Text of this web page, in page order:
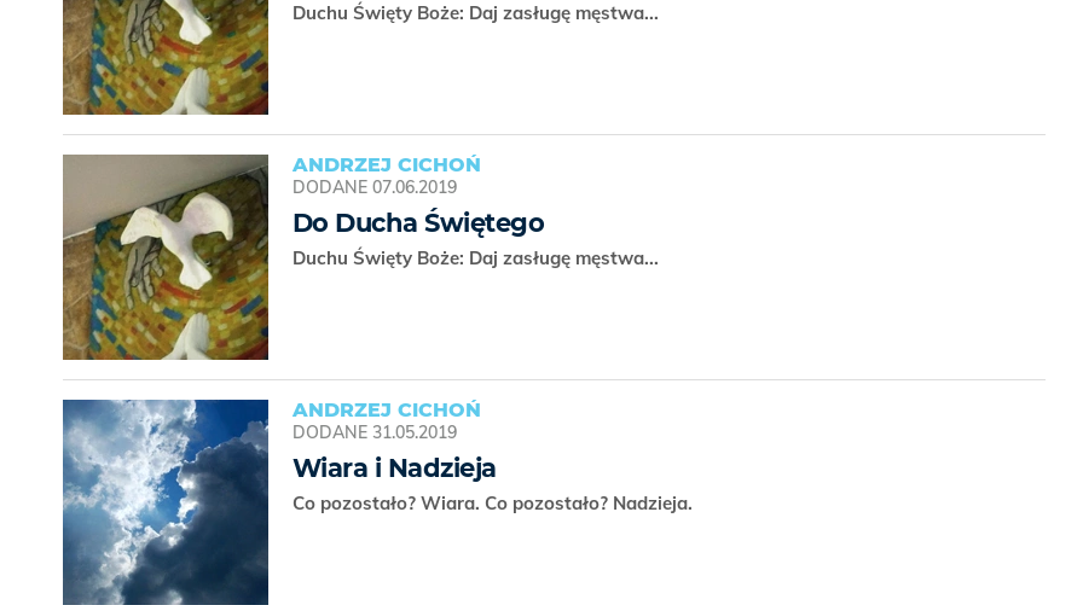
Duchu Święty Boże: Daj zasługę męstwa...
ANDRZEJ CICHOŃ
DODANE 07.06.2019
Do Ducha Świętego
Duchu Święty Boże: Daj zasługę męstwa...
ANDRZEJ CICHOŃ
DODANE 31.05.2019
Wiara i Nadzieja
Co pozostało? Wiara. Co pozostało? Nadzieja.